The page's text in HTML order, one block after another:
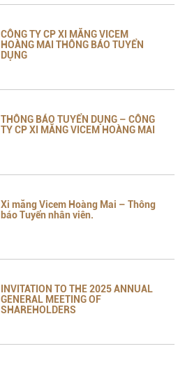
CÔNG TY CP XI MĂNG VICEM
HOÀNG MAI THÔNG BÁO TUYỂN
DỤNG
THÔNG BÁO TUYỂN DỤNG – CÔNG
TY CP XI MĂNG VICEM HOÀNG MAI
Xi măng Vicem Hoàng Mai – Thông
báo Tuyển nhân viên.
INVITATION TO THE 2025 ANNUAL
GENERAL MEETING OF
SHAREHOLDERS